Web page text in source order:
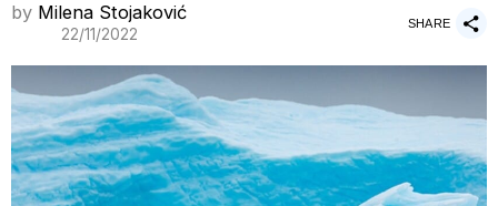
by Milena Stojaković
22/11/2022
SHARE